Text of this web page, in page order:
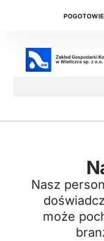
Nasz
może